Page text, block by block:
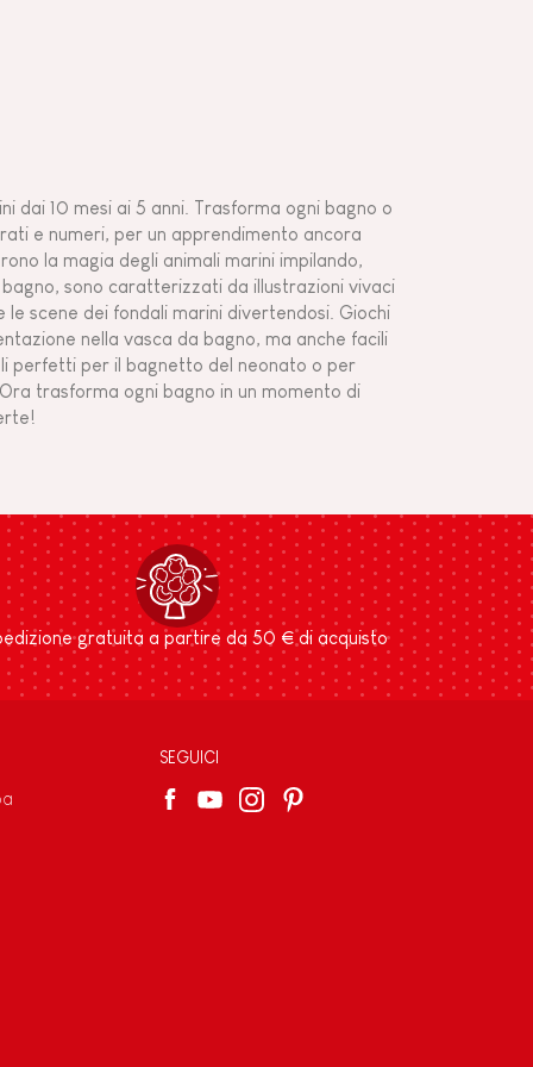
dai 10 mesi ai 5 anni. Trasforma ogni bagno o
e numeri, per un apprendimento ancora
la magia degli animali marini impilando,
sono caratterizzati da illustrazioni vivaci
scene dei fondali marini divertendosi. Giochi
nella vasca da bagno, ma anche facili
perfetti per il bagnetto del neonato o per
trasforma ogni bagno in un momento di
gratuita a partire da 50 € di acquisto
SEGUICI